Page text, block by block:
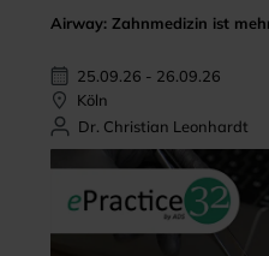
Airway: Zahnmedizin ist
25.09.26 - 26.09.26
Köln
Dr. Christian Leonhardt